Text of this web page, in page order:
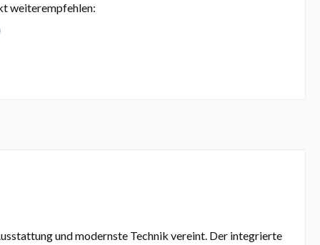
weiterempfehlen:
und modernste Technik vereint. Der integrierte